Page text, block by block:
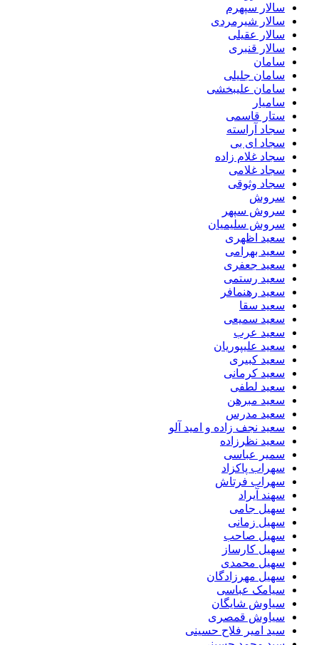
سالار سپهرم
سالار شیرمردی
سالار عقیلی
سالار قنبری
سامان
سامان جلیلی
سامان علیبخشی
سامیار
ستار قاسمی
سجاد آراسته
سجاد ای بی
سجاد غلام زاده
سجاد غلامی
سجاد وثوقى
سروش
سروش سپهر
سروش سلیمیان
سعید اظهری
سعید بهرامی
سعید جعفری
سعید رستمی
سعید رهنمافر
سعید سقا
سعید سمیعی
سعید عرب
سعید علیپوریان
سعید کبیری
سعید کرمانی
سعید لطفی
سعید مبرهن
سعید مدرس
سعید نجف زاده و امید آلو
سعید نظرزاده
سمیر عباسی
سهراب پاکزاد
سهراب فرتاش
سهند آیراد
سهیل جامی
سهیل زمانی
سهیل صاحب
سهیل کارساز
سهیل محمدی
سهیل مهرزادگان
سیامک عباسی
سیاوش شایگان
سیاوش قمصری
سید امیر فلاح حسینی